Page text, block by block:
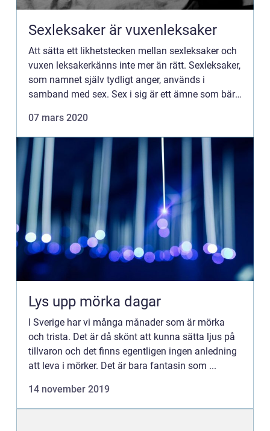
Sexleksaker är vuxenleksaker
Att sätta ett likhetstecken mellan sexleksaker och
vuxen leksakerkänns inte mer än rätt. Sexleksaker,
som namnet själv tydligt anger, används i
samband med sex. Sex i sig är ett ämne som bär
07 mars 2020
Lys upp mörka dagar
I Sverige har vi många månader som är mörka
och trista. Det är då skönt att kunna sätta ljus på
tillvaron och det finns egentligen ingen anledning
att leva i mörker. Det är bara fantasin som ...
14 november 2019